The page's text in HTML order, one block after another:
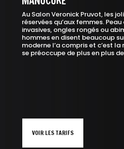
Au Salon Veronick Pruvot, les
réservées qu’aux femmes.
invasives, ongles rongés ou
hommes en disent beaucoup
moderne l’a compris et c’est
se préoccupe de plus en plus
VOIR LES TARIFS